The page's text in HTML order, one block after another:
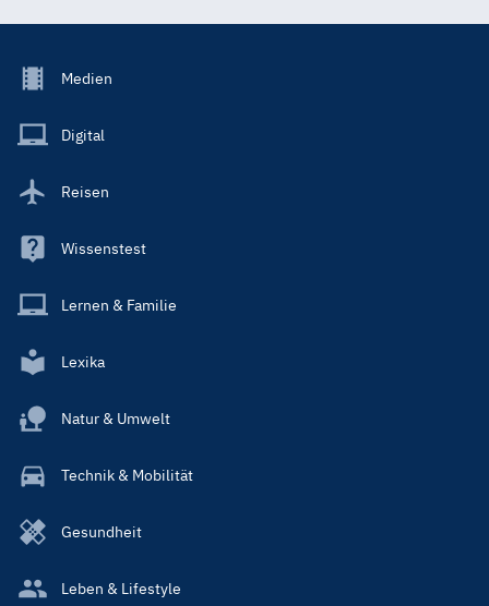
Footer
Main
Medien
Digital
Reisen
Wissenstest
Lernen & Familie
Lexika
Natur & Umwelt
Technik & Mobilität
Gesundheit
Leben & Lifestyle